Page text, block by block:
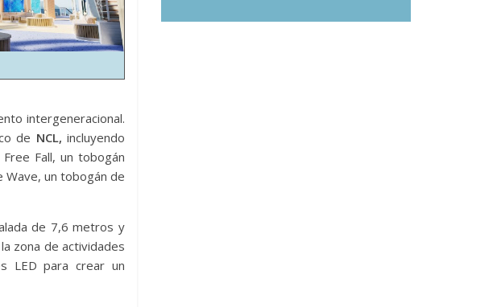
intergeneracional.
de NCL, incluyendo
Fall, un tobogán
Wave, un tobogán de
de 7,6 metros y
zona de actividades
LED para crear un